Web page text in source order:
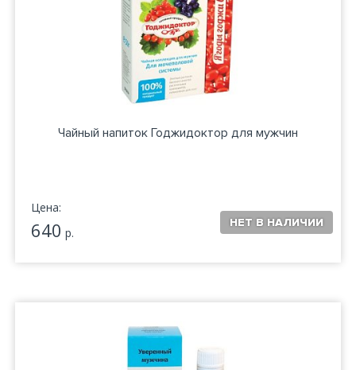
Чайный напиток Годжидоктор для мужчин
Цена:
640 р.